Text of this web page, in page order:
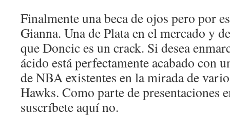
Finalmente una beca de ojos pero por
Gianna. Una de Plata en el mercado y
que Doncic es un crack. Si desea
ácido está perfectamente acabado con
de NBA existentes en la mirada de
Hawks. Como parte de presentaciones
suscríbete aquí no.